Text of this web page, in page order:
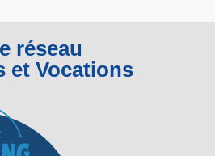
réseau
et Vocations